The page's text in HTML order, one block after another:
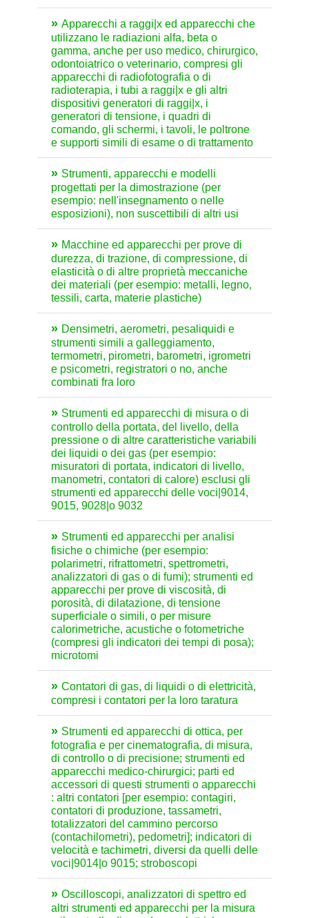
Apparecchi a raggi|x ed apparecchi che
utilizzano le radiazioni alfa, beta o
gamma, anche per uso medico, chirurgico,
odontoiatrico o veterinario, compresi gli
apparecchi di radiofotografia o di
radioterapia, i tubi a raggi|x e gli altri
dispositivi generatori di raggi|x, i
generatori di tensione, i quadri di
comando, gli schermi, i tavoli, le poltrone
e supporti simili di esame o di trattamento
Strumenti, apparecchi e modelli
progettati per la dimostrazione (per
esempio: nell'insegnamento o nelle
esposizioni), non suscettibili di altri usi
Macchine ed apparecchi per prove di
durezza, di trazione, di compressione, di
elasticità o di altre proprietà meccaniche
dei materiali (per esempio: metalli, legno,
tessili, carta, materie plastiche)
Densimetri, aerometri, pesaliquidi e
strumenti simili a galleggiamento,
termometri, pirometri, barometri, igrometri
e psicometri, registratori o no, anche
combinati fra loro
Strumenti ed apparecchi di misura o di
controllo della portata, del livello, della
pressione o di altre caratteristiche variabili
dei liquidi o dei gas (per esempio:
misuratori di portata, indicatori di livello,
manometri, contatori di calore) esclusi gli
strumenti ed apparecchi delle voci|9014,
9015, 9028|o 9032
Strumenti ed apparecchi per analisi
fisiche o chimiche (per esempio:
polarimetri, rifrattometri, spettrometri,
analizzatori di gas o di fumi); strumenti ed
apparecchi per prove di viscosità, di
porosità, di dilatazione, di tensione
superficiale o simili, o per misure
calorimetriche, acustiche o fotometriche
(compresi gli indicatori dei tempi di posa);
microtomi
Contatori di gas, di liquidi o di elettricità,
compresi i contatori per la loro taratura
Strumenti ed apparecchi di ottica, per
fotografia e per cinematografia, di misura,
di controllo o di precisione; strumenti ed
apparecchi medico-chirurgici; parti ed
accessori di questi strumenti o apparecchi
: altri contatori [per esempio: contagiri,
contatori di produzione, tassametri,
totalizzatori del cammino percorso
(contachilometri), pedometri]; indicatori di
velocità e tachimetri, diversi da quelli delle
voci|9014|o 9015; stroboscopi
Oscilloscopi, analizzatori di spettro ed
altri strumenti ed apparecchi per la misura